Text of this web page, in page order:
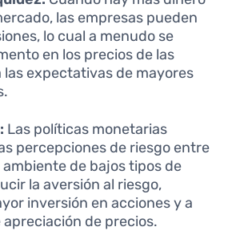
las empresas pueden
lo cual a menudo se
en los precios de las
las expectativas de mayores
Las políticas monetarias
percepciones de riesgo entre
de bajos tipos de
la aversión al riesgo,
inversión en acciones y a
de precios.